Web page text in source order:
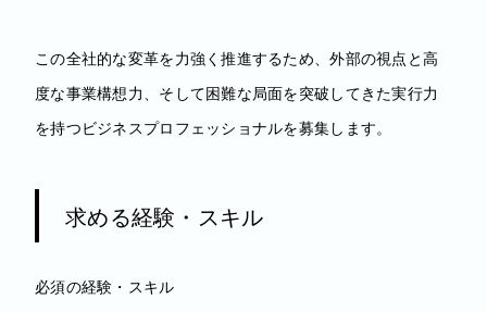
この全社的な変革を力強く推進するため、外部の視点と高
度な事業構想力、そして困難な局面を突破してきた実行力
を持つビジネスプロフェッショナルを募集します。
求める経験・スキル
必須の経験・スキル